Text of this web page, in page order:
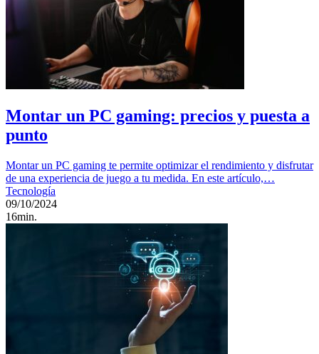
Montar un PC gaming: precios y puesta a
punto
Montar un PC gaming te permite optimizar el rendimiento y disfrutar
de una experiencia de juego a tu medida. En este artículo,…
Tecnología
09/10/2024
16min.